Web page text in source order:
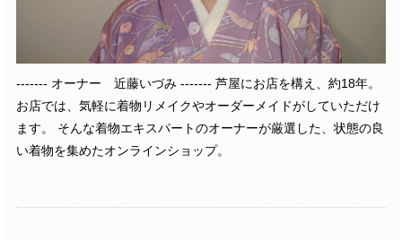
------- オーナー 近藤いづみ ------- 芦屋にお店を構え、約18年。
お店では、気軽に着物リメイクやオーダーメイドがしていただけ
ます。 そんな着物エキスパートのオーナーが厳選した、状態の良
い着物を集めたオンラインショップ。